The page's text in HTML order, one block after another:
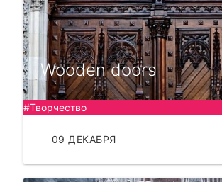
Wooden doors
#Творчество
09 ДЕКАБРЯ